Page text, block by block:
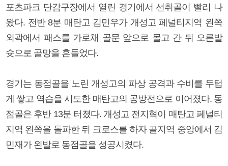
포츠파크 단감구장에서 열린 경기에서 선취골이 빨리 나
왔다. 전반 8분 매탄고 김민우가 개성고 페널티지역 왼쪽
외곽에서 패스를 가로채 골문 앞으로 몰고 간 뒤 오른발
슛으로 골망을 흔들었다.
경기는 동점골을 노린 개성고의 파상 공격과 수비를 두텁
게 쌓고 역습을 시도한 매탄고의 공방전으로 이어졌다. 동
점골은 후반 13분 터졌다. 개성고 전지혁이 매탄고 페널티
지역 왼쪽을 돌파한 뒤 크로스를 하자 골지역 중앙에서 김
민재가 왼발로 동점골을 성공시켰다.